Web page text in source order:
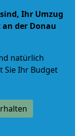
Ihr Umzug
der Donau
natürlich
Sie Ihr Budget